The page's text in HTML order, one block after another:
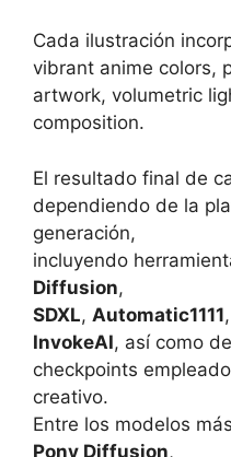
Cada ilustración
vibrant anime colors,
artwork, volumetric
composition.
El resultado final de
dependiendo de la
generación,
incluyendo
Diffusion,
SDXL, Automatic1111,
InvokeAI, así como
checkpoints
creativo.
Entre los modelos
Pony Diffusion,